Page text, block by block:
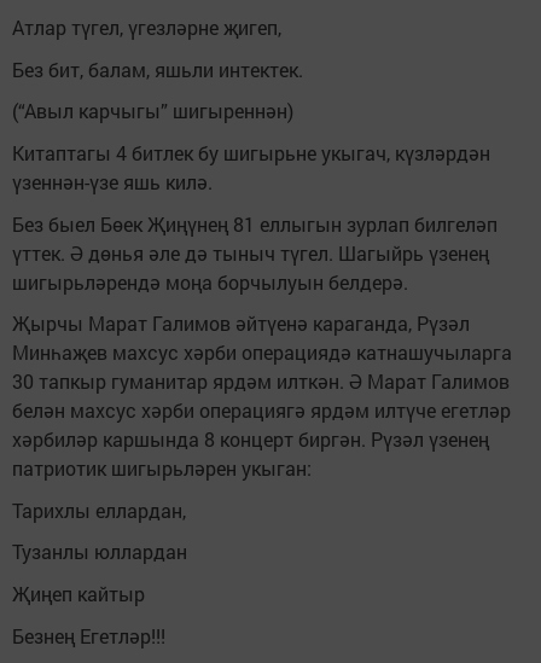
Атлар түгел, үгезләрне җигеп,
Без бит, балам, яшьли интектек.
(“Авыл карчыгы” шигыреннән)
Китаптагы 4 битлек бу шигырьне укыгач, күзләрдән
үзеннән-үзе яшь килә.
Без быел Бөек Җиңүнең 81 еллыгын зурлап билгеләп
үттек. Ә дөнья әле дә тыныч түгел. Шагыйрь үзенең
шигырьләрендә моңа борчылуын белдерә.
Җырчы Марат Галимов әйтүенә караганда, Рүзәл
Минһаҗев махсус хәрби операциядә катнашучыларга
30 тапкыр гуманитар ярдәм илткән. Ә Марат Галимов
белән махсус хәрби операциягә ярдәм илтүче егетләр
хәрбиләр каршында 8 концерт биргән. Рүзәл үзенең
патриотик шигырьләрен укыган:
Тарихлы еллардан,
Тузанлы юллардан
Җиңеп кайтыр
Безнең Егетләр!!!